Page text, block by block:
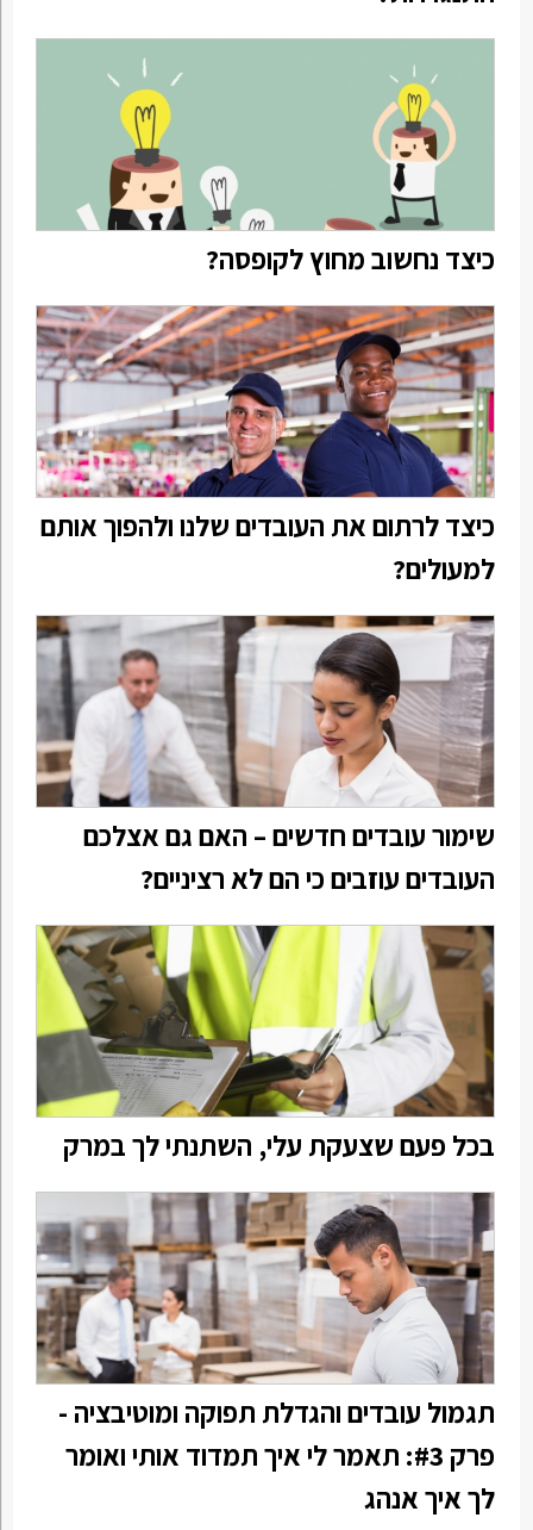
כיצד נחשוב מחוץ לקופסה?
כיצד לרתום את העובדים שלנו ולהפוך אותם
למעולים?
שימור עובדים חדשים – האם גם אצלכם
העובדים עוזבים כי הם לא רציניים?
בכל פעם שצעקת עלי, השתנתי לך במרק
תגמול עובדים והגדלת תפוקה ומוטיבציה -
פרק #3: תאמר לי איך תמדוד אותי ואומר
לך איך אנהג